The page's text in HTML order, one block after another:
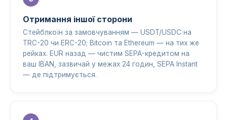
Отримання іншої сторони
Стейблкоїн за замовчуванням — USDT/USDC на
TRC-20 чи ERC-20; Bitcoin та Ethereum — на тих же
рейках. EUR назад — чистим SEPA-кредитом на
ваш IBAN, зазвичай у межах 24 годин, SEPA Instant
— де підтримується.